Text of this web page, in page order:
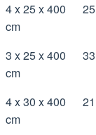
4 x 25 x 400
cm
25
3 x 25 x 400
cm
33
4 x 30 x 400
cm
21